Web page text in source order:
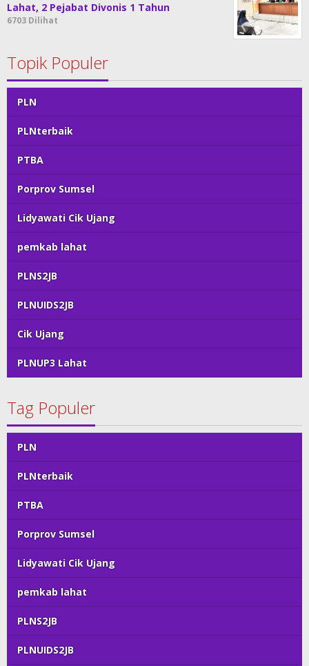
Lahat, 2 Pejabat Divonis 1 Tahun
6703 Dilihat
Topik Populer
PLN
PLNterbaik
PTBA
Porprov Sumsel
Lidyawati Cik Ujang
pemkab lahat
PLNS2JB
PLNUIDS2JB
Cik Ujang
PLNUP3 Lahat
Tag Populer
PLN
PLNterbaik
PTBA
Porprov Sumsel
Lidyawati Cik Ujang
pemkab lahat
PLNS2JB
PLNUIDS2JB